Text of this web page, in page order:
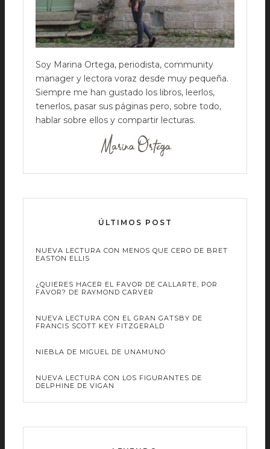
Soy Marina Ortega, periodista, community
manager y lectora voraz desde muy pequeña.
Siempre me han gustado los libros, leerlos,
tenerlos, pasar sus páginas pero, sobre todo,
hablar sobre ellos y compartir lecturas.
ÚLTIMOS POST
NUEVA LECTURA CON MENOS QUE CERO DE BRET
EASTON ELLIS
¿QUIERES HACER EL FAVOR DE CALLARTE, POR
FAVOR? DE RAYMOND CARVER
NUEVA LECTURA CON EL GRAN GATSBY DE
FRANCIS SCOTT KEY FITZGERALD
NIEBLA DE MIGUEL DE UNAMUNO
NUEVA LECTURA CON LOS FIGURANTES DE
DELPHINE DE VIGAN